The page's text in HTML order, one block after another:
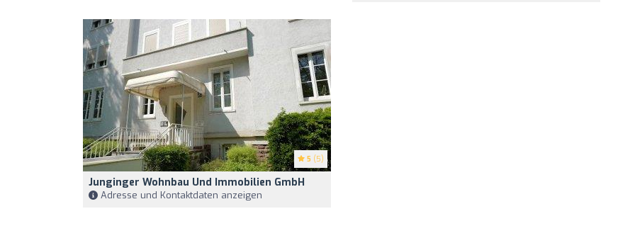
5 (5)
Junginger Wohnbau Und Immobilien GmbH
Adresse und Kontaktdaten anzeigen